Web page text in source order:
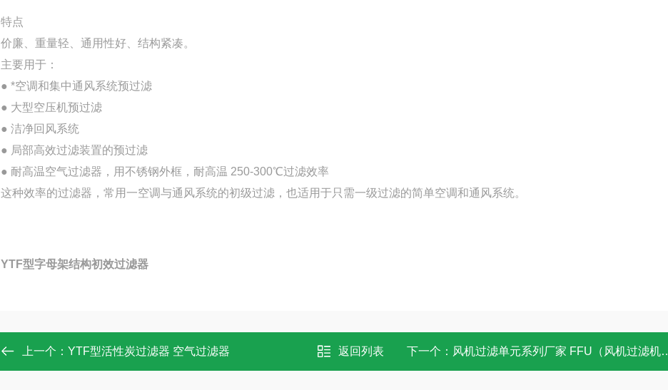
特点
价廉、重量轻、通用性好、结构紧凑。
主要用于：
● *空调和集中通风系统预过滤
● 大型空压机预过滤
● 洁净回风系统
● 局部高效过滤装置的预过滤
● 耐高温空气过滤器，用不锈钢外框，耐高温 250-300℃过滤效率
这种效率的过滤器，常用一空调与通风系统的初级过滤，也适用于只需一级过滤的简单空调和通风系统。
YTF型字母架结构初效过滤器
上一个： YTF型活性炭过滤器 空气过滤器 返回列表 下一个： 风机过滤单元系列厂家 FFU（风机过滤机组）